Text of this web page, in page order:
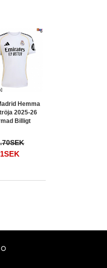
Hemma
2025-26
Billigt